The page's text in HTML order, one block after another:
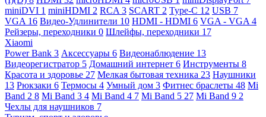
miniDVI 1 miniHDMI 2 RCA 3 SCART 2 Type-C 12 USB 7
VGA 16 Видео-Удлинители 10 HDMI - HDMI 6 VGA - VGA 4
Рейзеры, переходники 0 Шлейфы, переходники 17
Xiaomi
Power Bank 3 Аксессуары 6 Видеонаблюдение 13
Видеорегистратор 5 Домашний интернет 6 Инструменты 8
Красота и здоровье 27 Мелкая бытовая техника 23 Наушники
13 Рюкзаки 6 Термосы 4 Умный дом 3 Фитнес браслеты 48 Mi
Band 2 8 Mi Band 3 4 Mi Band 4 7 Mi Band 5 27 Mi Band 9 2
Чехлы для наушников 7